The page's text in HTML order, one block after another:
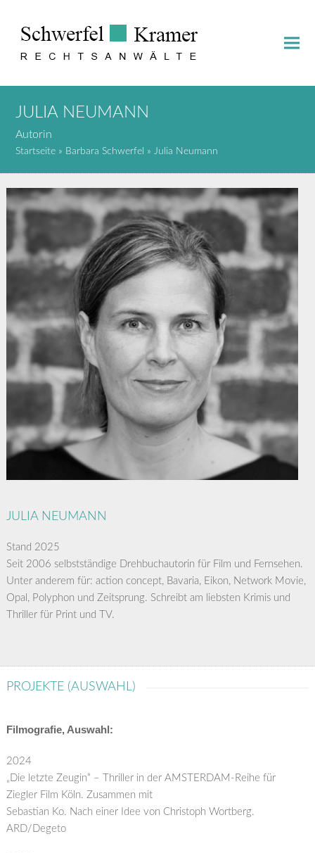
JULIA NEUMANN
Autorin
Startseite » Barbara Schwerfel »Julia Neumann
JULIA NEUMANN
Stand 2025
Seit 2006 selbstständige Drehbuchautorin für Film und Fernsehen.
Unter anderem für: action concept, Bavaria, Eikon, Network Movie,
Opal, Polyphon und Zeitsprung. Schreibt am liebsten Krimis und
Thriller für Print und TV.
PROJEKTE (AUSWAHL)
Filmografie, Auswahl:
2024
„Die letzte Zeugin“ – Thriller in der AMSTERDAM-Reihe für
Ziegler Film Köln. Zusammen mit
Sebastian Ko. Nach einer Idee von Christoph Wortberg.
ARD/Degeto